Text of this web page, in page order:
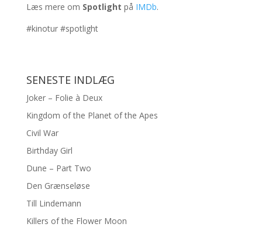
Læs mere om Spotlight på IMDb.
#kinotur #spotlight
SENESTE INDLÆG
Joker – Folie à Deux
Kingdom of the Planet of the Apes
Civil War
Birthday Girl
Dune – Part Two
Den Grænseløse
Till Lindemann
Killers of the Flower Moon